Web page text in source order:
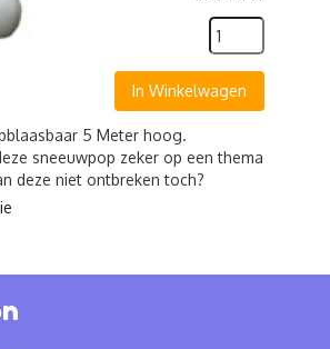
In Winkelwagen
5 Meter hoog.
sneeuwpop zeker op een thema
deze niet ontbreken toch?